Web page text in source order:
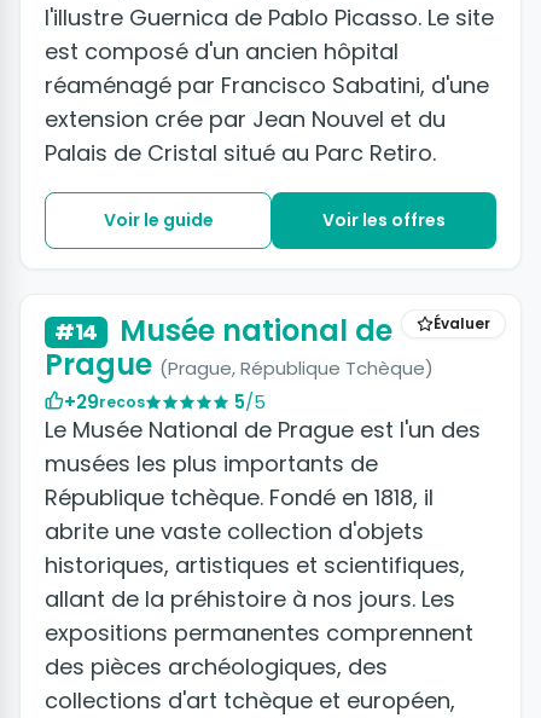
l'illustre Guernica de Pablo Picasso. Le site
est composé d'un ancien hôpital
réaménagé par Francisco Sabatini, d'une
extension crée par Jean Nouvel et du
Palais de Cristal situé au Parc Retiro.
Voir le guide Voir les offres
Évaluer
#14
Musée national de
Prague (Prague, République Tchèque)
+29recos 5/5
Le Musée National de Prague est l'un des
musées les plus importants de
République tchèque. Fondé en 1818, il
abrite une vaste collection d'objets
historiques, artistiques et scientifiques,
allant de la préhistoire à nos jours. Les
expositions permanentes comprennent
des pièces archéologiques, des
collections d'art tchèque et européen,